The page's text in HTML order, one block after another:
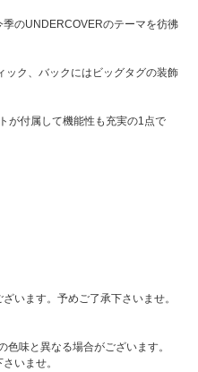
のUNDERCOVERのテーマを彷彿
ック、バックにはビッグタグの装飾
が付属して機能性も充実の1点で
います。予めご了承下さいませ。
味と異なる場合がございます。
いませ。